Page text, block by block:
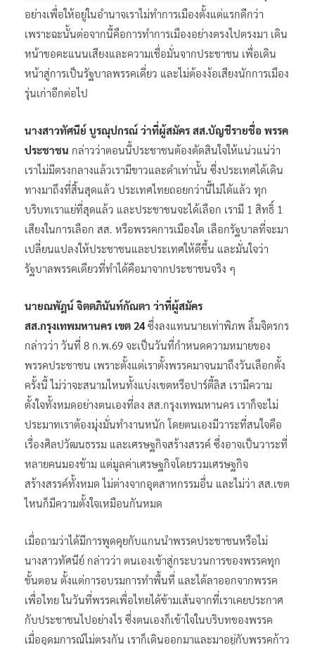
อย่างเพื่อให้อยู่ในอำนาจเราไม่ทำการเมืองตั้งแต่แรกดีกว่า
เพราะฉะนั้นต่อจากนี้คือการทำการเมืองอย่างตรงไปตรงมา เดิน
หน้าขอคะแนนเสียงและความเชื่อมั่นจากประชาชน เพื่อเดิน
หน้าสู่การเป็นรัฐบาลพรรคเดี่ยว และไม่ต้องง้อเสียงนักการเมือง
รุ่นเก่าอีกต่อไป
นางสาวทัศนีย์ บูรณุปกรณ์ ว่าที่ผู้สมัคร สส.บัญชีรายชื่อ พรรค
ประชาชน กล่าวว่าตอนนี้ประชาชนต้องตัดสินใจให้แน่วแน่ว่า
เราไม่มีตรงกลางแล้วเรามีขาวและดำเท่านั้น ซึ่งประเทศได้เดิน
ทางมาถึงที่สิ้นสุดแล้ว ประเทศไทยถอยกว่านี้ไม่ได้แล้ว ทุก
บริบทเราแย่ที่สุดแล้ว และประชาชนจะได้เลือก เรามี 1 สิทธิ์ 1
เสียงในการเลือก สส. หรือพรรคการเมืองใด เลือกรัฐบาลที่จะมา
เปลี่ยนแปลงให้ประชาชนและประเทศให้ดีขึ้น และมั่นใจว่า
รัฐบาลพรรคเดียวที่ทำได้คือมาจากประชาชนจริง ๆ
นายณพัฎน์ จิตตภินันท์กัณตา ว่าที่ผู้สมัคร
สส.กรุงเทพมหานคร เขต 24ซึ่งลงแทนนายเท่าพิภพ ลิ้มจิตรกร
กล่าวว่า วันที่ 8 ก.พ.69 จะเป็นวันที่กำหนดความหมายของ
พรรคประชาชน เพราะตั้งแต่เราตั้งพรรคมาจนมาถึงวันเลือกตั้ง
ครั้งนี้ ไม่ว่าจะสนามไหนทั้งแบ่งเขตหรือปาร์ตี้ลิส เรามีความ
ตั้งใจทั้งหมดอย่างตนเองที่ลง สส.กรุงเทพมหานคร เราก็จะไม่
ประมาทเราต้องมุ่งมั่นทำงานหนัก โดยตนเองมีวาระที่สนใจคือ
เรื่องศิลปวัฒนธรรม และเศรษฐกิจสร้างสรรค์ ซึ่งอาจเป็นวาระที่
หลายคนมองข้าม แต่มูลค่าเศรษฐกิจโดยรวมเศรษฐกิจ
สร้างสรรค์ทั้งหมด ไม่ต่างจากอุตสาหกรรมอื่น และไม่ว่า สส.เขต
ไหนก็มีความตั้งใจเหมือนกันหมด
เมื่อถามว่าได้มีการพูดคุยกับแกนนำพรรคประชาชนหรือไม่
นางสาวทัศนีย์ กล่าวว่า ตนเองเข้าสู่กระบวนการของพรรคทุก
ขั้นตอน ตั้งแต่การอบรมการทำพื้นที่ และได้ลาออกจากพรรค
เพื่อไทย ในวันที่พรรคเพื่อไทยได้ข้ามเส้นจากที่เราเคยประกาศ
กับประชาชนไปอย่างไร ซึ่งตนเองก็เข้าใจในบริบทของพรรค
เมื่ออุดมการณ์ไม่ตรงกัน เราก็เดินออกมาและมาอยู่กับพรรคก้าว